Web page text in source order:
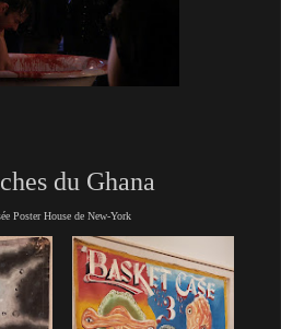
du Ghana
Poster House de New-York